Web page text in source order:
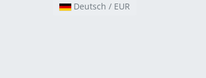
Deutsch / EUR